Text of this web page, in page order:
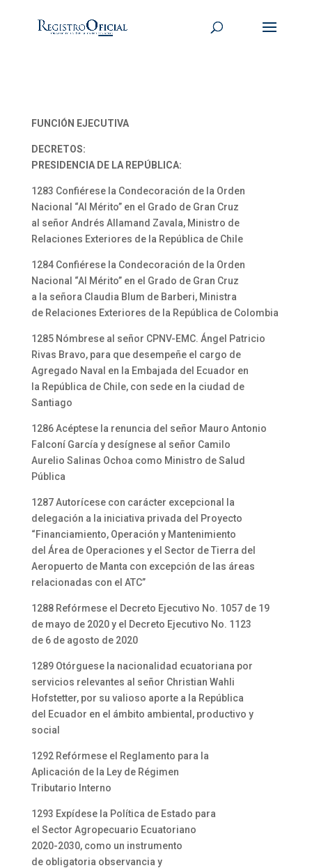
FUNCIÓN EJECUTIVA
DECRETOS:
PRESIDENCIA DE LA REPÚBLICA:
1283 Confiérese la Condecoración de la Orden
Nacional “Al Mérito” en el Grado de Gran Cruz
al señor Andrés Allamand Zavala, Ministro de
Relaciones Exteriores de la República de Chile
1284 Confiérese la Condecoración de la Orden
Nacional “Al Mérito” en el Grado de Gran Cruz
a la señora Claudia Blum de Barberi, Ministra
de Relaciones Exteriores de la República de Colombia
1285 Nómbrese al señor CPNV-EMC. Ángel Patricio
Rivas Bravo, para que desempeñe el cargo de
Agregado Naval en la Embajada del Ecuador en
la República de Chile, con sede en la ciudad de
Santiago
1286 Acéptese la renuncia del señor Mauro Antonio
Falconí García y desígnese al señor Camilo
Aurelio Salinas Ochoa como Ministro de Salud
Pública
1287 Autorícese con carácter excepcional la
delegación a la iniciativa privada del Proyecto
“Financiamiento, Operación y Mantenimiento
del Área de Operaciones y el Sector de Tierra del
Aeropuerto de Manta con excepción de las áreas
relacionadas con el ATC”
1288 Refórmese el Decreto Ejecutivo No. 1057 de 19
de mayo de 2020 y el Decreto Ejecutivo No. 1123
de 6 de agosto de 2020
1289 Otórguese la nacionalidad ecuatoriana por
servicios relevantes al señor Christian Wahli
Hofstetter, por su valioso aporte a la República
del Ecuador en el ámbito ambiental, productivo y
social
1292 Refórmese el Reglamento para la
Aplicación de la Ley de Régimen
Tributario Interno
1293 Expídese la Política de Estado para
el Sector Agropecuario Ecuatoriano
2020-2030, como un instrumento
de obligatoria observancia y